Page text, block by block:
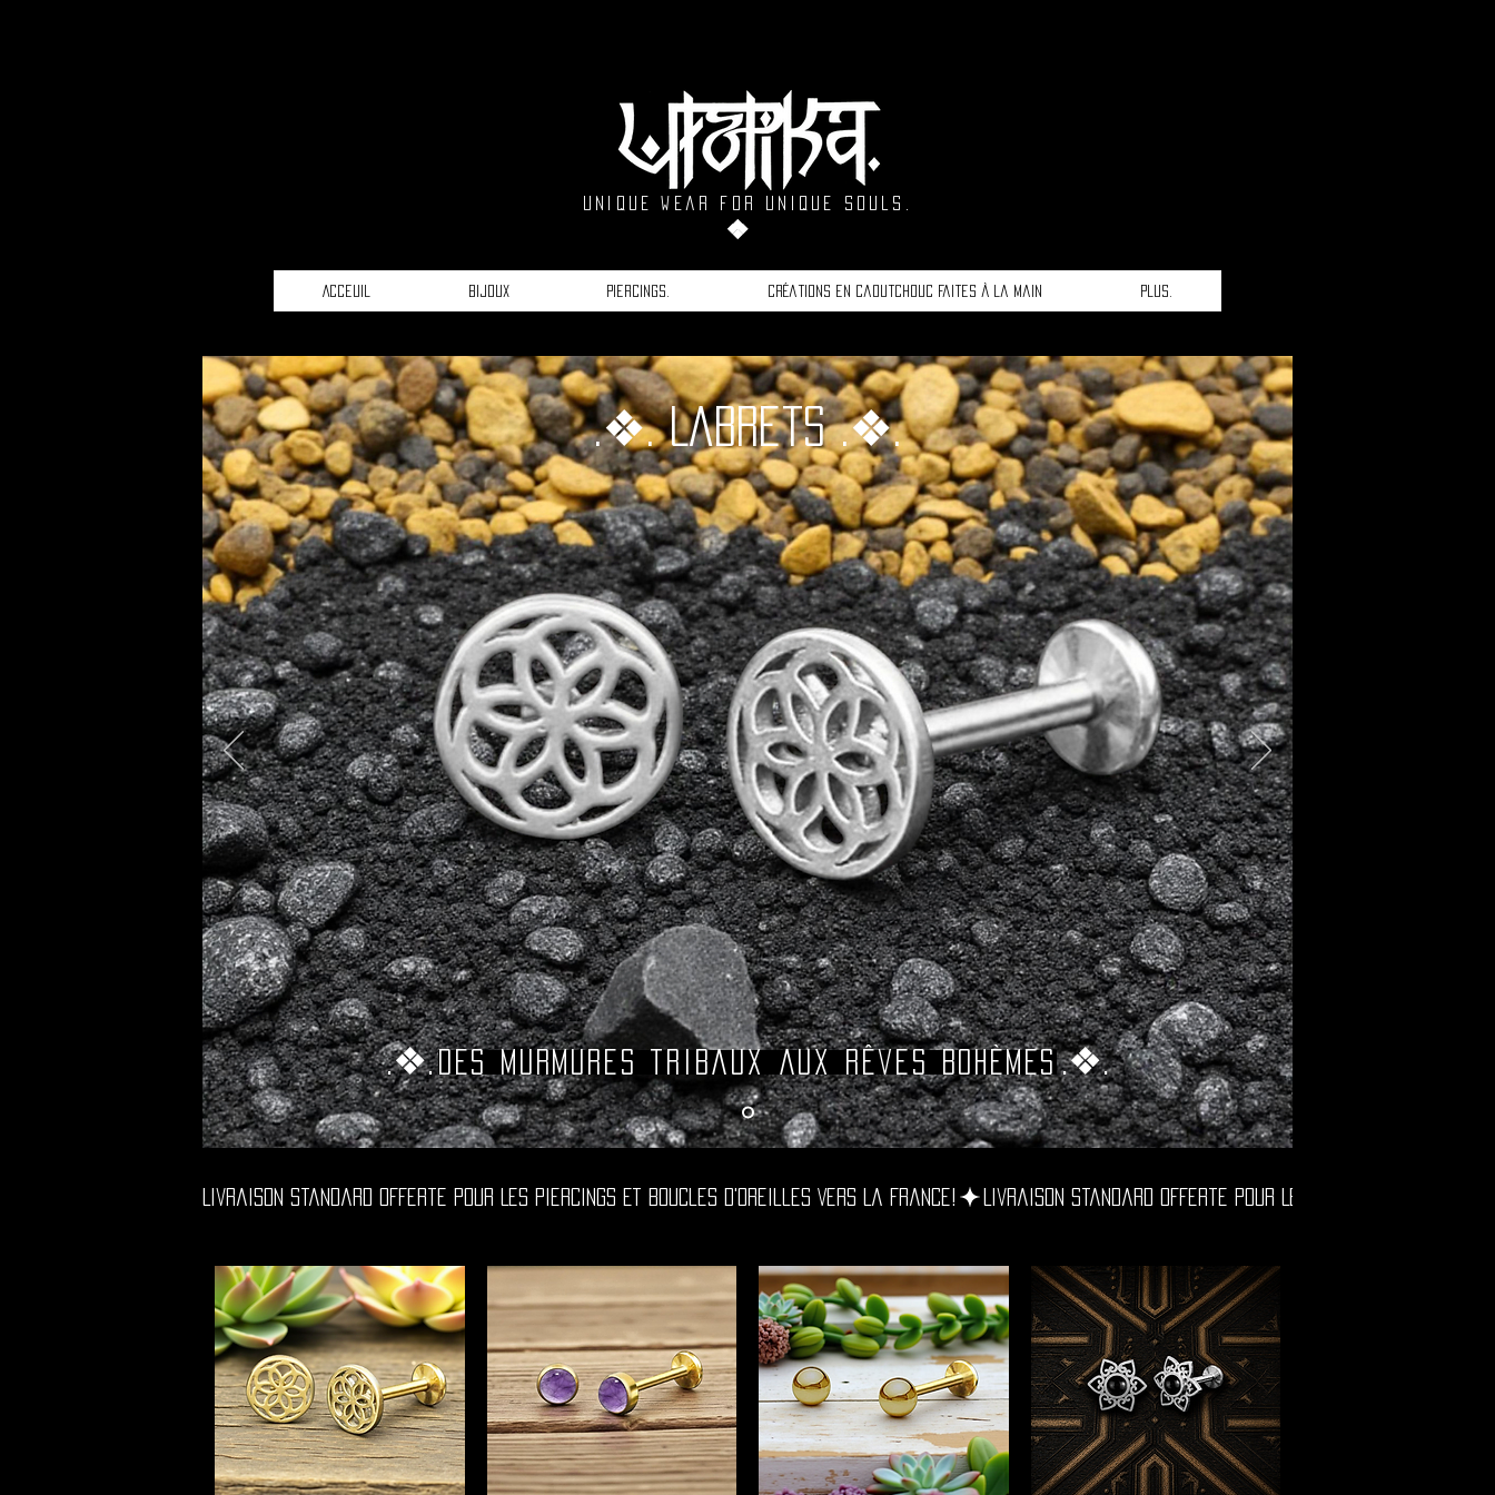
unique wear for unique souls.
❖
Acceuil Bijoux Piercings. Créations en caoutchouc faites à la main Plus.
.❖. Labrets .❖.
.❖.Des murmures tribaux aux rêves bohèmes.❖.
Livraison Standard Offerte Pour Les Piercings Et Boucles D'oreilles Vers La France!